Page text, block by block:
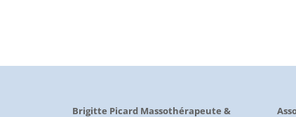
Brigitte Picard Massothérapeute &